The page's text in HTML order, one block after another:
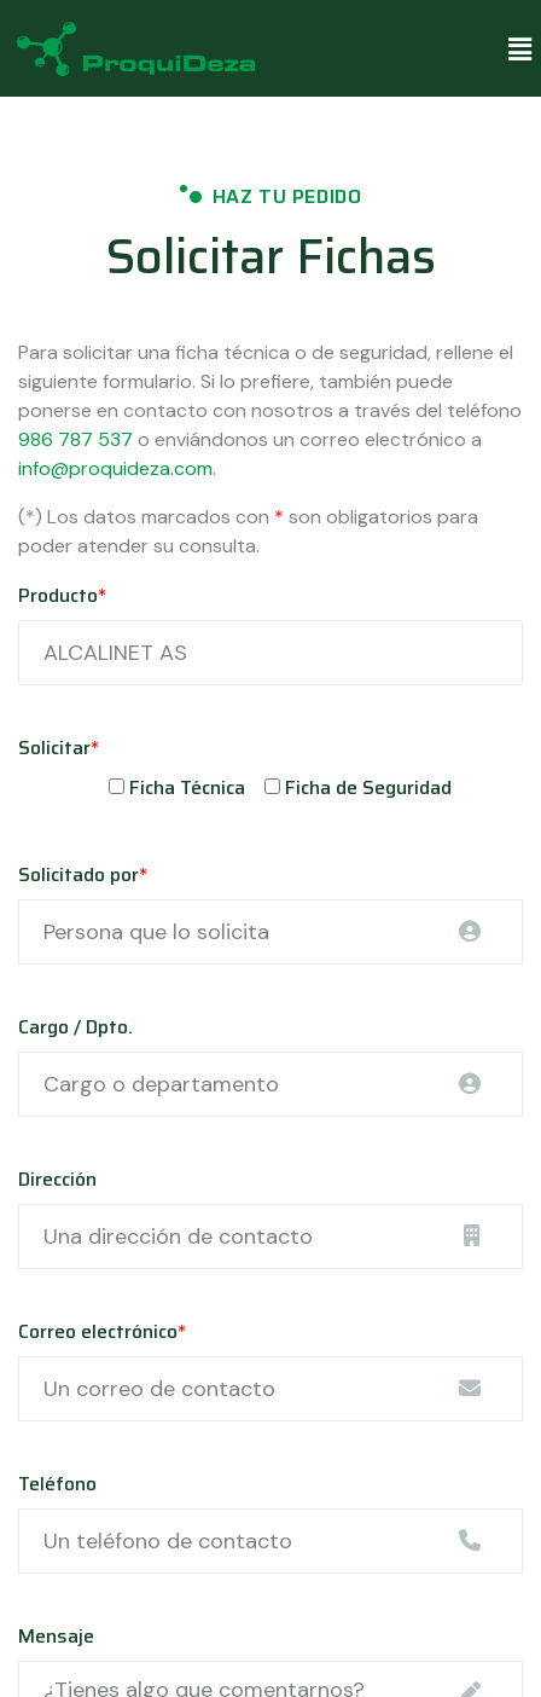
HAZ TU PEDIDO
Solicitar Fichas
Para solicitar una ficha técnica o de seguridad, rellene el
siguiente formulario. Si lo prefiere, también puede
ponerse en contacto con nosotros a través del teléfono
986 787 537 o enviándonos un correo electrónico a
info@proquideza.com.
(*) Los datos marcados con * son obligatorios para
poder atender su consulta.
Producto*
Solicitar*
Ficha Técnica
Ficha de Seguridad
Solicitado por*
Cargo / Dpto.
Dirección
Correo electrónico*
Teléfono
Mensaje